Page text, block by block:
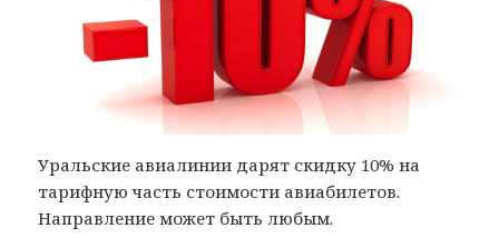
Уральские авиалинии дарят скидку 10% на
тарифную часть стоимости авиабилетов.
Направление может быть любым.